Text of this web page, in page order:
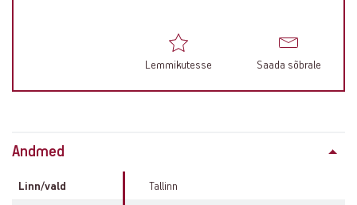
Lemmikutesse Saada sõbrale
Property
Andmed
Linn/vald Tallinn